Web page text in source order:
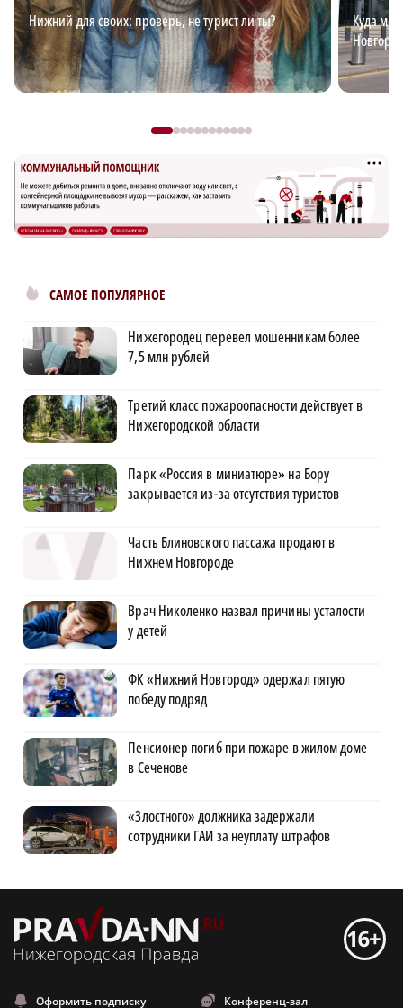
Нижний для своих: проверь, не турист ли ты?
Куда
САМОЕ ПОПУЛЯРНОЕ
Нижегородец перевел мошенникам более
7,5 млн рублей
Третий класс пожароопасности действует в
Нижегородской области
Парк «Россия в миниатюре» на Бору
закрывается из-за отсутствия туристов
Часть Блиновского пассажа продают в
Нижнем Новгороде
Врач Николенко назвал причины усталости
у детей
ФК «Нижний Новгород» одержал пятую
победу подряд
Пенсионер погиб при пожаре в жилом доме
в Сеченове
«Злостного» должника задержали
сотрудники ГАИ за неуплату штрафов
Оформить подписку Конференц-зал